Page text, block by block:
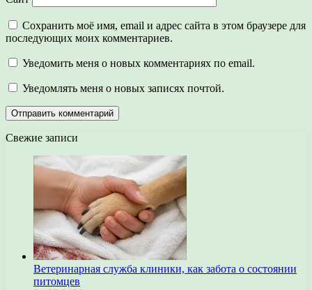
Сохранить моё имя, email и адрес сайта в этом браузере для
последующих моих комментариев.
Уведомить меня о новых комментариях по email.
Уведомлять меня о новых записях почтой.
Свежие записи
Ветеринарная служба клиники, как забота о состоянии
питомцев